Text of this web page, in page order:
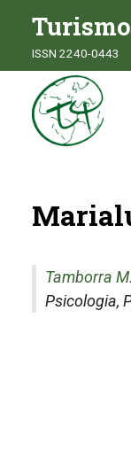
ISSN 2240-0443
Tamborra M.
Psicologia,